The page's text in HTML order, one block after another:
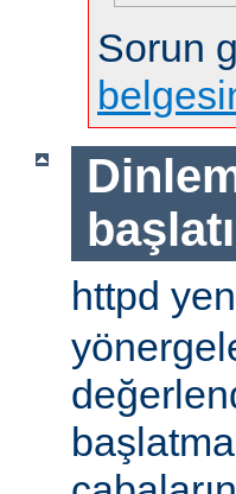
Sorun
httpd